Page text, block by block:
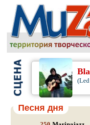
Песня дня